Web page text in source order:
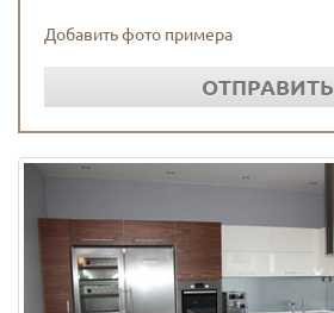
Добавить фото примера
ОТПРАВИТЬ